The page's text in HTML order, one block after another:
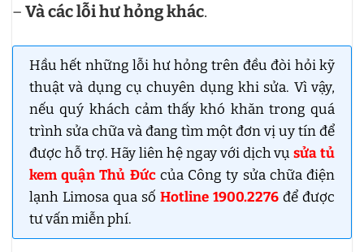
– Và các lỗi hư hỏng khác.
Hầu hết những lỗi hư hỏng trên đều đòi hỏi kỹ
thuật và dụng cụ chuyên dụng khi sửa. Vì vậy,
nếu quý khách cảm thấy khó khăn trong quá
trình sửa chữa và đang tìm một đơn vị uy tín để
được hỗ trợ. Hãy liên hệ ngay với dịch vụsửa tủ
kem quận Thủ Đứccủa Công ty sửa chữa điện
lạnh Limosa qua số Hotline 1900.2276 để được
tư vấn miễn phí.